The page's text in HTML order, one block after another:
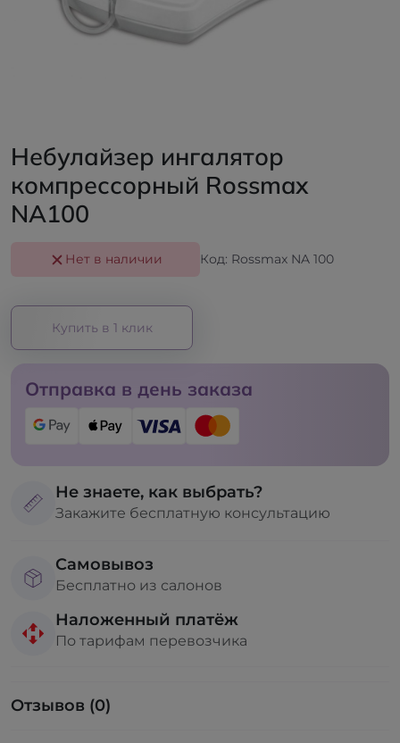
Небулайзер ингалятор
компрессорный Rossmax
NA100
Нет в наличии Код: Rossmax NA 100
Купить в 1 клик
Отправка в день заказа
Не знаете, как выбрать?
Закажите бесплатную консультацию
Самовывоз
Бесплатно из салонов
Наложенный платёж
По тарифам перевозчика
Отзывов (0)